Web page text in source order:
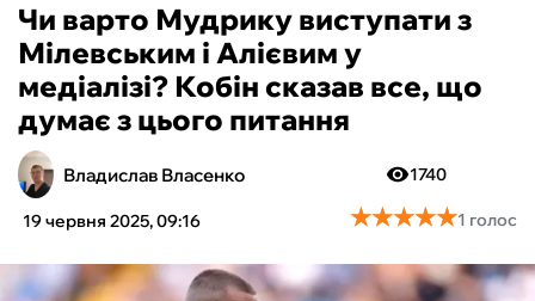
БОКС
ХОКЕЙ
ТЕНІС
КІБЕРСПОРТ
Чи варто Мудрику виступати з
Мілевським і Алієвим у
медіалізі? Кобін сказав все, що
думає з цього питання
Владислав Власенко
19 червня 2025, 09:16
1740
★★★★★
★★★★★1 голос